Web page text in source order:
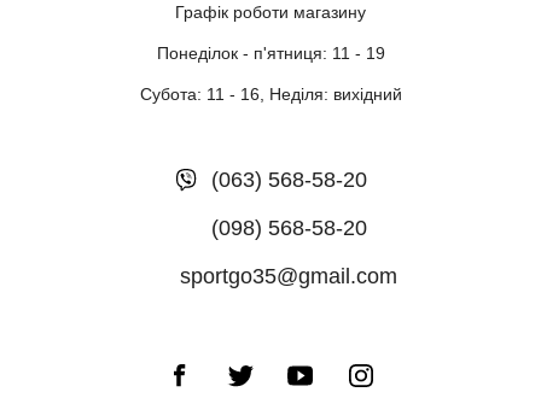
Графік роботи магазину
Понеділок - п'ятниця: 11 - 19
Субота: 11 - 16, Неділя: вихідний
(063) 568-58-20
(098) 568-58-20
sportgo35@gmail.com